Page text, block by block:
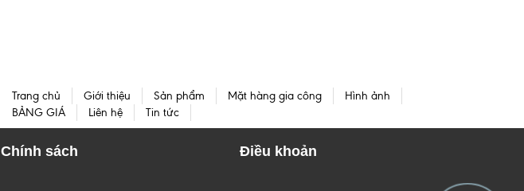
Trang chủ Giới thiệu Sản phẩm Mặt hàng gia công
Hình ảnh
BẢNG GIÁ
Liên hệ Tin tức
Chính sách Điều khoản